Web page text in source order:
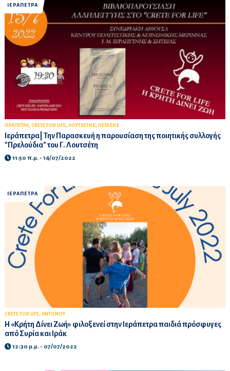
ΙΕΡΑΠΕΤΡΑ
ΙΕΡΑΠΕΤΡΑ, CRETE FOR LIFE, ΛΟΥΤΣΕΤΗΣ, ΠΕΤΑΣΗΣ
Ιεράπετρα| Την Παρασκευή η παρουσίαση της ποιητικής συλλογής
"Πρελούδια" του Γ. Λουτσέτη
11:50 π.μ. - 14/07/2022
ΙΕΡΑΠΕΤΡΑ
CRETE FOR LIFE, ΑΝΤΩΝΟΥ
Η «Kρήτη Δίνει Ζωή» φιλοξενεί στην Ιεράπετρα παιδιά πρόσφυγες
από Συρία και Ιράκ
12:30 μ.μ. - 07/07/2022